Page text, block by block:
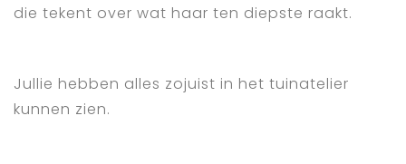
die tekent over wat haar ten diepste raakt.
Jullie hebben alles zojuist in het tuinatelier
kunnen zien.